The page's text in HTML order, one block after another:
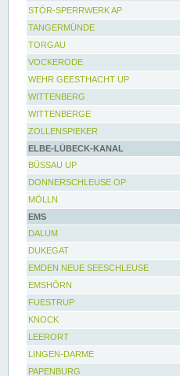
STÖR-SPERRWERK AP
TANGERMÜNDE
TORGAU
VOCKERODE
WEHR GEESTHACHT UP
WITTENBERG
WITTENBERGE
ZOLLENSPIEKER
ELBE-LÜBECK-KANAL
BÜSSAU UP
DONNERSCHLEUSE OP
MÖLLN
EMS
DALUM
DUKEGAT
EMDEN NEUE SEESCHLEUSE
EMSHÖRN
FUESTRUP
KNOCK
LEERORT
LINGEN-DARME
PAPENBURG